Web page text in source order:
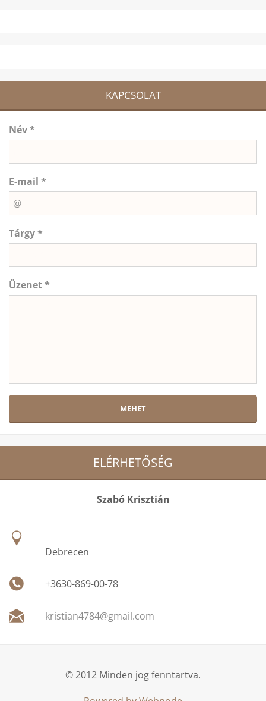
KAPCSOLAT
Név *
E-mail *
Tárgy *
Üzenet *
ELÉRHETŐSÉG
Szabó Krisztián
Debrecen
+3630-869-00-78
kristian4784@gmail.com
© 2012 Minden jog fenntartva.